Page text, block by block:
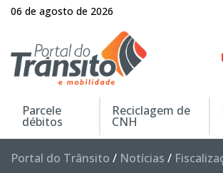
06 de agosto de 2026
Parcele
débitos
Reciclagem de
CNH
Portal do Trânsito / Notícias /